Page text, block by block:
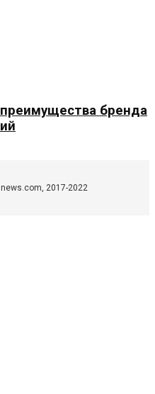
бренда
2017-2022